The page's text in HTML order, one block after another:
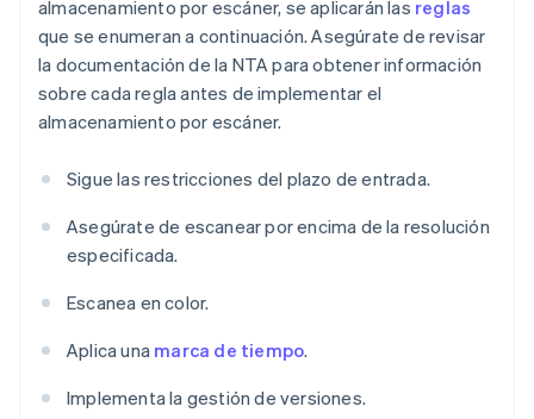
almacenamiento por escáner, se aplicarán las reglas
que se enumeran a continuación. Asegúrate de revisar
la documentación de la NTA para obtener información
sobre cada regla antes de implementar el
almacenamiento por escáner.
Sigue las restricciones del plazo de entrada.
Asegúrate de escanear por encima de la resolución
especificada.
Escanea en color.
Aplica una marca de tiempo.
Implementa la gestión de versiones.